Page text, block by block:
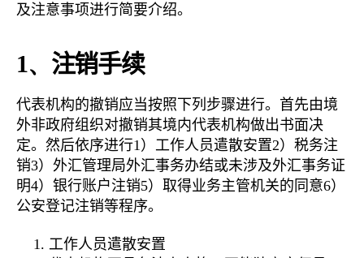
及注意事项进行简要介绍。
1、 注销手续
代表机构的撤销应当按照下列步骤进行。首先由境
外非政府组织对撤销其境内代表机构做出书面决
定。然后依序进行1）工作人员遣散安置2）税务注
销3）外汇管理局外汇事务办结或未涉及外汇事务证
明4）银行账户注销5）取得业务主管机关的同意6）
公安登记注销等程序。
工作人员遣散安置